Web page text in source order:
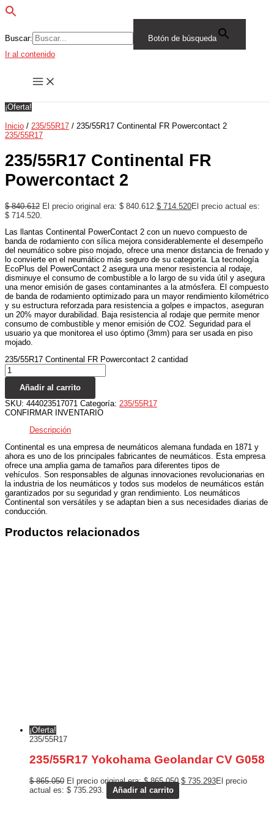
Buscar:
Botón de búsqueda
Ir al contenido
¡Oferta!
Inicio / 235/55R17 / 235/55R17 Continental FR Powercontact 2
235/55R17
235/55R17 Continental FR
Powercontact 2
$840.612 El precio original era: $ 840.612. $ 714.520El precio actual es:
$ 714.520.
Las llantas Continental PowerContact 2 con un nuevo compuesto de
banda de rodamiento con sílica mejora considerablemente el desempeño
del neumático sobre piso mojado, ofrece una menor distancia de frenado y
lo convierte en el neumático más seguro de su categoría. La tecnología
EcoPlus del PowerContact 2 asegura una menor resistencia al rodaje,
disminuye el consumo de combustible a lo largo de su vida útil y asegura
una menor emisión de gases contaminantes a la atmósfera. El compuesto
de banda de rodamiento optimizado para un mayor rendimiento kilométrico
y su estructura reforzada para resistencia a golpes e impactos, aseguran
un 20% mayor durabilidad. Baja resistencia al rodaje que permite menor
consumo de combustible y menor emisión de CO2. Seguridad para el
usuario ya que monitorea el uso óptimo (3mm) para ser usada en piso
mojado.
235/55R17 Continental FR Powercontact 2 cantidad
Añadir al carrito
SKU: 444023517071 Categoría: 235/55R17
CONFIRMAR INVENTARIO
Descripción
Continental es una empresa de neumáticos alemana fundada en 1871 y
ahora es uno de los principales fabricantes de neumáticos. Esta empresa
ofrece una amplia gama de tamaños para diferentes tipos de
vehículos. Son responsables de algunas innovaciones revolucionarias en
la industria de los neumáticos y todos sus modelos de neumáticos están
garantizados por su seguridad y gran rendimiento. Los neumáticos
Continental son versátiles y se adaptan bien a sus necesidades diarias de
conducción.
Productos relacionados
¡Oferta!
235/55R17
235/55R17 Yokohama Geolandar CV G058
$865.050 El precio original era: $ 865.050.$ 735.293El precio
actual es: $ 735.293.
Añadir al carrito